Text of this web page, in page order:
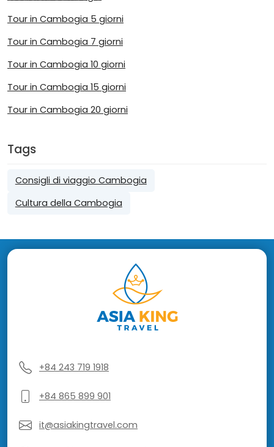
Tour in Cambogia 5 giorni
Tour in Cambogia 7 giorni
Tour in Cambogia 10 giorni
Tour in Cambogia 15 giorni
Tour in Cambogia 20 giorni
Tags
Consigli di viaggio Cambogia
Cultura della Cambogia
+84 243 719 1918
+84 865 899 901
it@asiakingtravel.com